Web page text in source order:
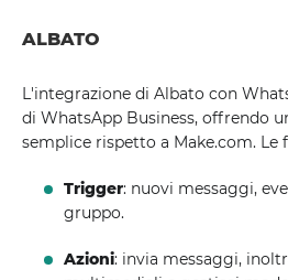
ALBATO
L'integrazione di Albato con
di WhatsApp Business, offrendo
semplice rispetto a Make.com. Le
Trigger: nuovi messaggi,
gruppo.
Azioni: invia messaggi,